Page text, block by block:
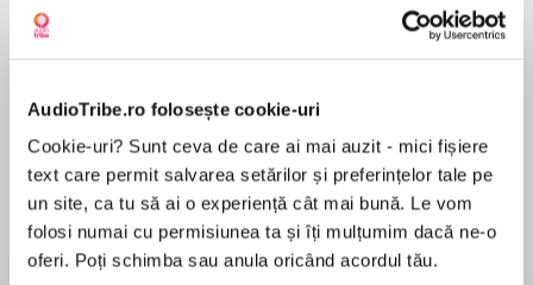
AudioTribe.ro folosește cookie-uri
Cookie-uri? Sunt ceva de care ai mai auzit - mici fișiere
text care permit salvarea setărilor și preferințelor tale pe
un site, ca tu să ai o experiență cât mai bună. Le vom
folosi numai cu permisiunea ta și îți mulțumim dacă ne-o
oferi. Poți schimba sau anula oricând acordul tău.
Sohn Won-pyung
Despre carte
From Dallas Willard, one of the most important
Christian intellectuals of the twentieth century,
comes a collection of readings, interviews,
talks, and articles—many previously